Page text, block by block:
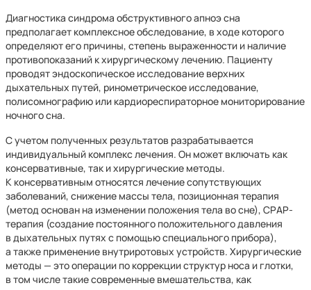
Диагностика синдрома обструктивного апноэ сна
предполагает комплексное обследование, в ходе которого
определяют его причины, степень выраженности и наличие
противопоказаний к хирургическому лечению. Пациенту
проводят эндоскопическое исследование верхних
дыхательных путей, ринометрическое исследование,
полисомнографию или кардиореспираторное мониторирование
ночного сна.
С учетом полученных результатов разрабатывается
индивидуальный комплекс лечения. Он может включать как
консервативные, так и хирургические методы.
К консервативным относятся лечение сопутствующих
заболеваний, снижение массы тела, позиционная терапия
(метод основан на изменении положения тела во сне), СРАР-
терапия (создание постоянного положительного давления
в дыхательных путях с помощью специального прибора),
а также применение внутриротовых устройств. Хирургические
методы — это операции по коррекции структур носа и глотки,
в том числе такие современные вмешательства, как